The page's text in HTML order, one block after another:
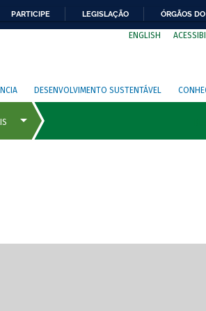
PARTICIPE LEGISLAÇÃO ÓRGÃOS
ENGLISH
DESENVOLVIMENTO SUSTENTÁVEL
de tela